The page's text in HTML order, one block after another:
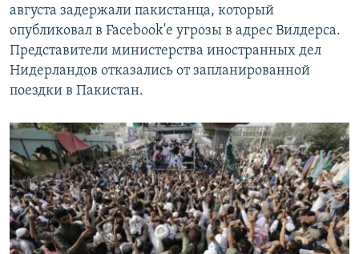
августа задержали пакистанца, который
опубликовал в Facebook'е угрозы в адрес Вилдерса.
Представители министерства иностранных дел
Нидерландов отказались от запланированной
поездки в Пакистан.